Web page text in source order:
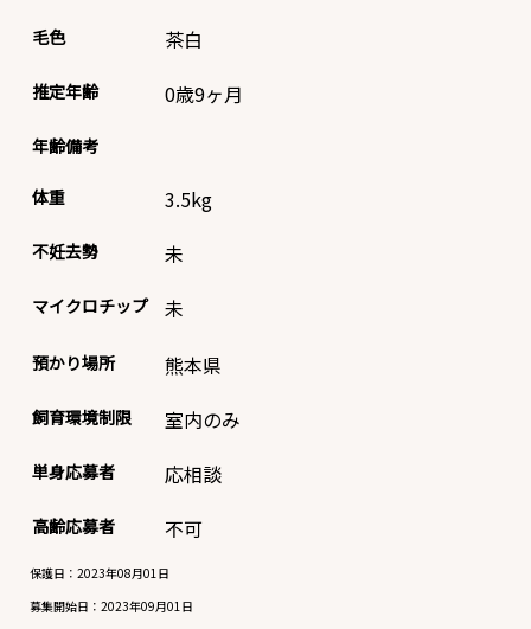
毛色 茶白
推定年齢 0歳9ヶ月
年齢備考
体重 3.5kg
不妊去勢 未
マイクロチップ 未
預かり場所 熊本県
飼育環境制限 室内のみ
単身応募者 応相談
高齢応募者 不可
保護日：2023年08月01日
募集開始日： 2023年09月01日